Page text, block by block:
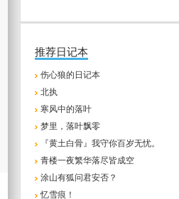
推荐日记本
伤心狼的日记本
北执
寒风中的落叶
梦里，落叶飘零
『黄土白骨』我守你百岁无忧。
青楼一夜繁华落尽皆成空
涂山有狐问君安否？
忆雪痕！